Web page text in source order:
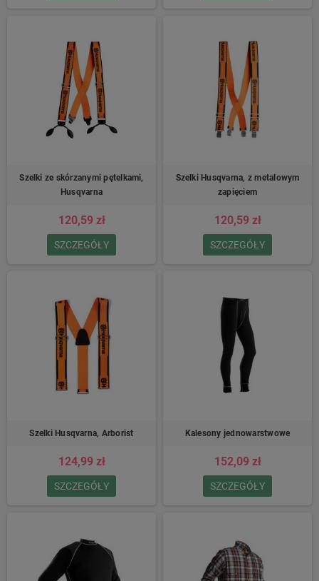
Szelki ze skórzanymi pętelkami,
Husqvarna
120,59 zł
SZCZEGÓŁY
Szelki Husqvarna, z metalowym
zapięciem
120,59 zł
SZCZEGÓŁY
Szelki Husqvarna, Arborist
124,99 zł
SZCZEGÓŁY
Kalesony jednowarstwowe
152,09 zł
SZCZEGÓŁY